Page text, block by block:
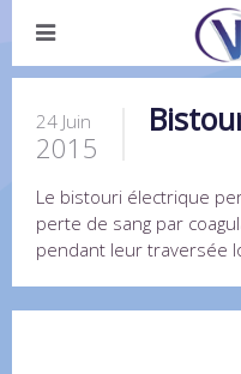
24 Juin
2015
Le bistouri électrique
perte de sang par
pendant leur traversée